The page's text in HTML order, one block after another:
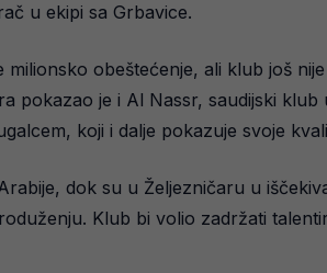
u ekipi sa Grbavice.
obeštećenje, ali klub još
pokazao je i Al Nassr, saudijski klub
koji i dalje pokazuje svoje
dok su u Željezničaru u
Klub bi volio zadržati